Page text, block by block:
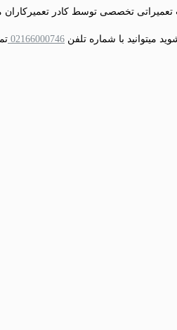
میتوانید با شماره تلفن 02166000746